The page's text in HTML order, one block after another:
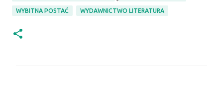
WYBITNA POSTAĆ WYDAWNICTWO LITERATURA